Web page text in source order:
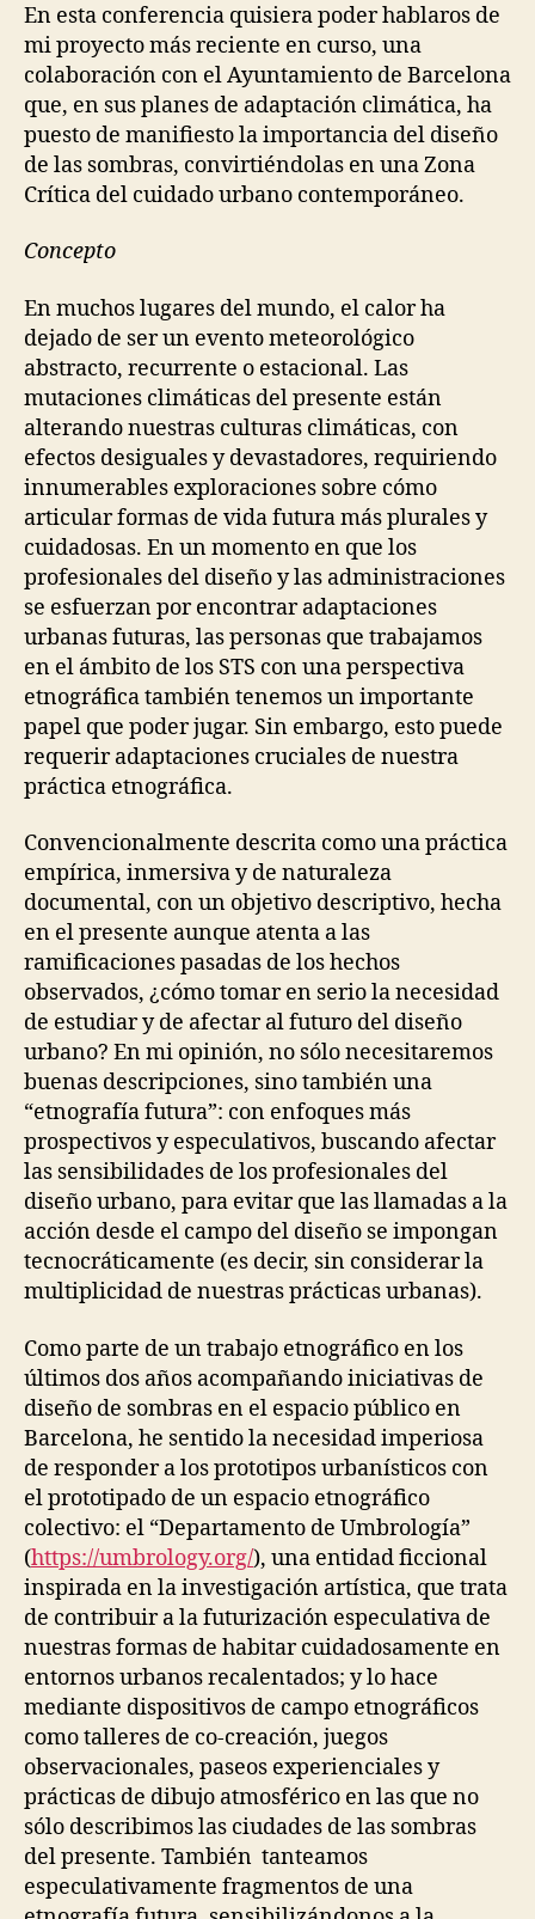
En esta conferencia quisiera poder hablaros de
mi proyecto más reciente en curso, una
colaboración con el Ayuntamiento de Barcelona
que, en sus planes de adaptación climática, ha
puesto de manifiesto la importancia del diseño
de las sombras, convirtiéndolas en una Zona
Crítica del cuidado urbano contemporáneo.
Concepto
En muchos lugares del mundo, el calor ha
dejado de ser un evento meteorológico
abstracto, recurrente o estacional. Las
mutaciones climáticas del presente están
alterando nuestras culturas climáticas, con
efectos desiguales y devastadores, requiriendo
innumerables exploraciones sobre cómo
articular formas de vida futura más plurales y
cuidadosas. En un momento en que los
profesionales del diseño y las administraciones
se esfuerzan por encontrar adaptaciones
urbanas futuras, las personas que trabajamos
en el ámbito de los STS con una perspectiva
etnográfica también tenemos un importante
papel que poder jugar. Sin embargo, esto puede
requerir adaptaciones cruciales de nuestra
práctica etnográfica.
Convencionalmente descrita como una práctica
empírica, inmersiva y de naturaleza
documental, con un objetivo descriptivo, hecha
en el presente aunque atenta a las
ramificaciones pasadas de los hechos
observados, ¿cómo tomar en serio la necesidad
de estudiar y de afectar al futuro del diseño
urbano? En mi opinión, no sólo necesitaremos
buenas descripciones, sino también una
“etnografía futura”: con enfoques más
prospectivos y especulativos, buscando afectar
las sensibilidades de los profesionales del
diseño urbano, para evitar que las llamadas a la
acción desde el campo del diseño se impongan
tecnocráticamente (es decir, sin considerar la
multiplicidad de nuestras prácticas urbanas).
Como parte de un trabajo etnográfico en los
últimos dos años acompañando iniciativas de
diseño de sombras en el espacio público en
Barcelona, he sentido la necesidad imperiosa
de responder a los prototipos urbanísticos con
el prototipado de un espacio etnográfico
colectivo: el “Departamento de Umbrología”
(https://umbrology.org/), una entidad ficcional
inspirada en la investigación artística, que trata
de contribuir a la futurización especulativa de
nuestras formas de habitar cuidadosamente en
entornos urbanos recalentados; y lo hace
mediante dispositivos de campo etnográficos
como talleres de co-creación, juegos
observacionales, paseos experienciales y
prácticas de dibujo atmosférico en las que no
sólo describimos las ciudades de las sombras
del presente. También tanteamos
especulativamente fragmentos de una